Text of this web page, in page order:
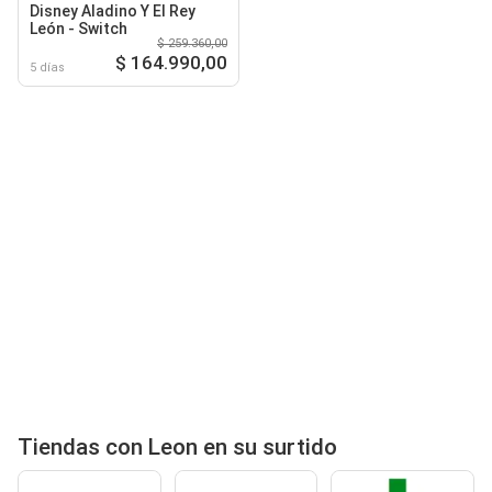
Disney Aladino Y El Rey
León - Switch
5 días
$ 259.360,00
$ 164.990,00
Tiendas con Leon en su surtido